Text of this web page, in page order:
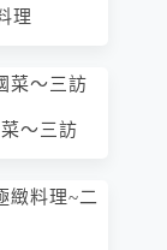
理
～三訪